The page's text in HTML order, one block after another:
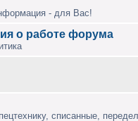
- для Вас!
о работе форума
списанные,